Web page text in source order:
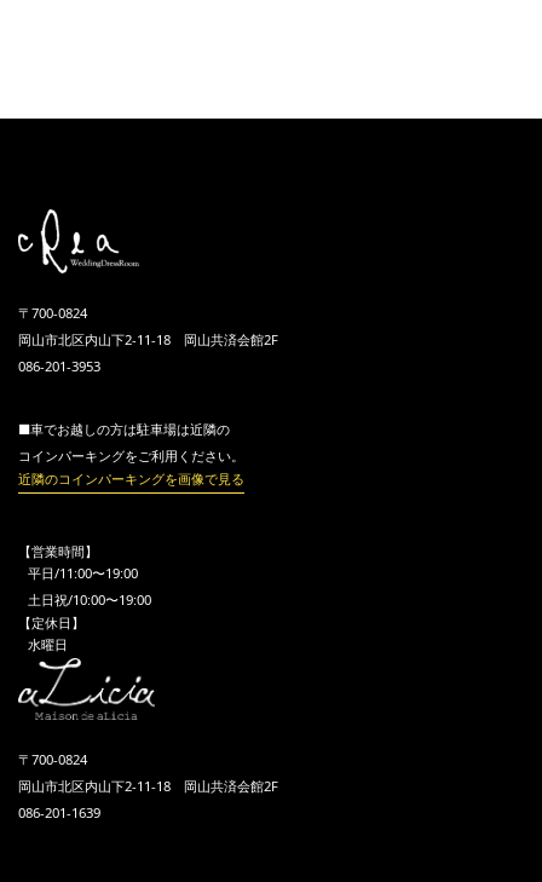
〒700-0824
岡山市北区内山下2-11-18 岡山共済会館2F
086-201-3953
■車でお越しの方は駐車場は近隣の
コインパーキングをご利用ください。
近隣のコインパーキングを画像で見る
【営業時間】
平日/11:00〜19:00
土日祝/10:00〜19:00
【定休日】
水曜日
〒700-0824
岡山市北区内山下2-11-18 岡山共済会館2F
086-201-1639